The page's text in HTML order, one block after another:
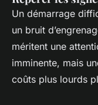
Un démarrage
un bruit
méritent une
imminente, mais
coûts plus lourds